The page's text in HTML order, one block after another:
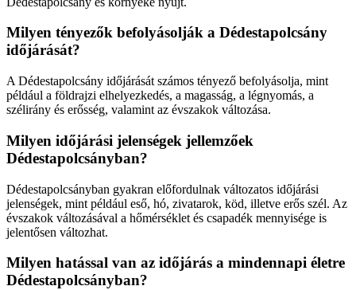
Milyen tényezők befolyásolják a Dédestapolcsány
időjárását?
A Dédestapolcsány időjárását számos tényező befolyásolja, mint
például a földrajzi elhelyezkedés, a magasság, a légnyomás, a
szélirány és erősség, valamint az évszakok változása.
Milyen időjárási jelenségek jellemzőek
Dédestapolcsányban?
Dédestapolcsányban gyakran előfordulnak változatos időjárási
jelenségek, mint például eső, hó, zivatarok, köd, illetve erős szél. Az
évszakok változásával a hőmérséklet és csapadék mennyisége is
jelentősen változhat.
Milyen hatással van az időjárás a mindennapi életre
Dédestapolcsányban?